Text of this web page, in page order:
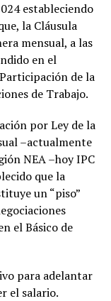
estableciendo
la Cláusula
mensual, a las
en el
de la
de Trabajo.
por Ley de la
–actualmente
NEA –hoy IPC
que la
un “piso”
el Básico de
para adelantar
el salario.